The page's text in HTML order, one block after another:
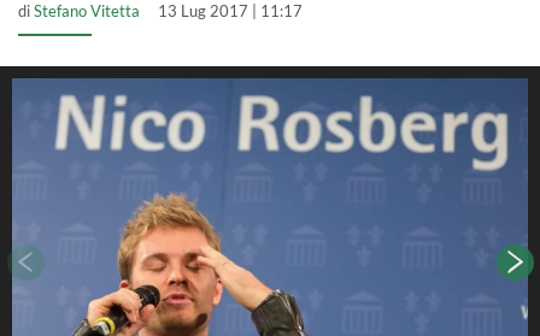
diStefano Vitetta 13 Lug 2017 | 11:17